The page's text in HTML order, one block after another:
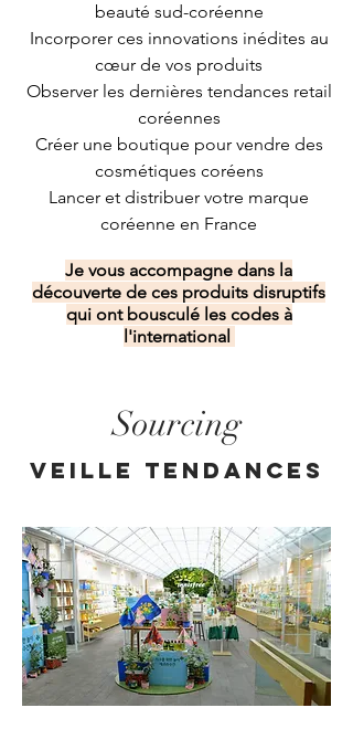
beauté sud-coréenne
Incorporer ces innovations inédites au
cœur de vos produits
Observer les dernières tendances retail
coréennes
Créer une boutique pour vendre des
cosmétiques coréens
Lancer et distribuer votre marque
coréenne en France
Je vous accompagne dans la
découverte de ces produits disruptifs
qui ont bousculé les codes à
l'international
Sourcing
VEILLE TENDANCES